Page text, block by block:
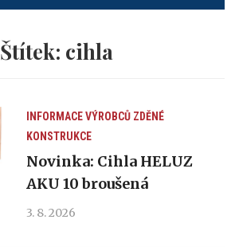
Štítek: cihla
INFORMACE VÝROBCŮ ZDĚNÉ
KONSTRUKCE
Novinka: Cihla HELUZ
AKU 10 broušená
3. 8. 2026